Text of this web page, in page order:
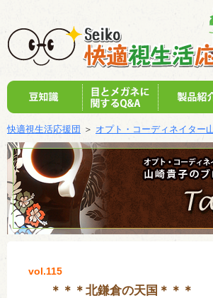
快適視生活応援団 ＞ オプト・コーディネイタ
vol.115
＊＊＊北鎌倉の天国＊＊＊